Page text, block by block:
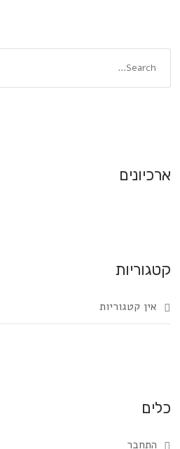
ארכיונים
קטגוריות
אין קטגוריות
כלים
התחבר